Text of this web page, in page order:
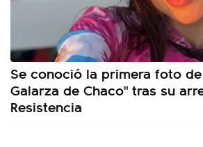
Se conoció la primera foto
Galarza de Chaco" tras su
Resistencia